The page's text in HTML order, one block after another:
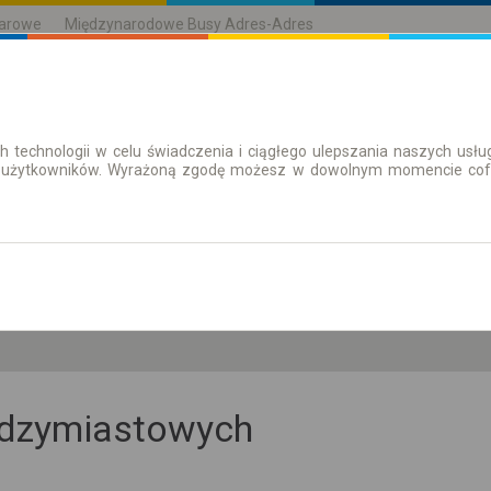
Międzynarodowe Busy Adres-Adres
| Bilety Bilety okresowe
technologii w celu świadczenia i ciągłego ulepszania naszych
Wyrażoną zgodę możesz w dowolnym momencie